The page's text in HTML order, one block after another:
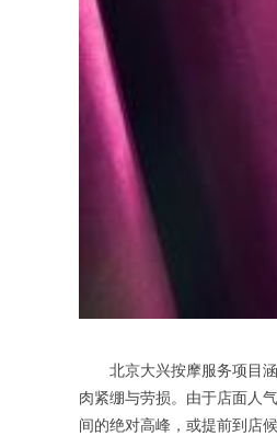
北京大兴按摩服务项目涵
肉紧绷与劳损。由于店面人
间的绝对高峰，或提前到店候